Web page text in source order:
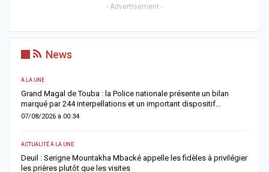
- Advertisement -
News
Magal de Touba : la Police nationale présente un bilan
par 244 interpellations et un important dispositif…
2026 à 00:34
À LA UNE
: Serigne Mountakha Mbacké appelle les fidèles à privilégier
plutôt que les visites
Territoriales
La Banque